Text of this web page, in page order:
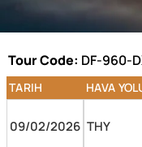
Tour Code: DF-960-
Uçuş Detayları
TARIH HAVA
09/02/2026 THY